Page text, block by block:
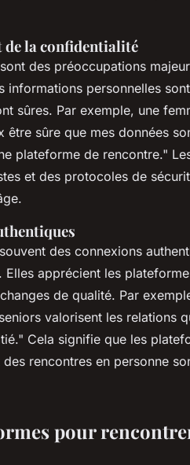
de la confidentialité
des préoccupations
informations personnelles
sûres. Par exemple, une
être sûre que mes données
plateforme de rencontre."
et des protocoles de
des connexions
apprécient les
de qualité. Par
valorisent les relations
Cela signifie que les
rencontres en personne
pour